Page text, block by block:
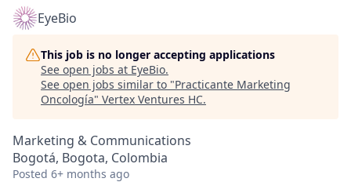
EyeBio
This job is no longer accepting applications
See open jobs at EyeBio.
See open jobs similar to "Practicante Marketing
Oncología" Vertex Ventures HC.
Marketing & Communications
Bogotá, Bogota, Colombia
Posted 6+ months ago